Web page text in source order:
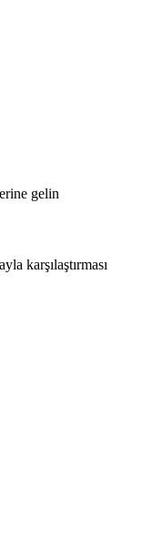
gelin
karşılaştırması